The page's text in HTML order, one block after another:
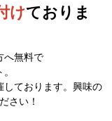
けておりま
へ無料で
しております。興味の
さい！